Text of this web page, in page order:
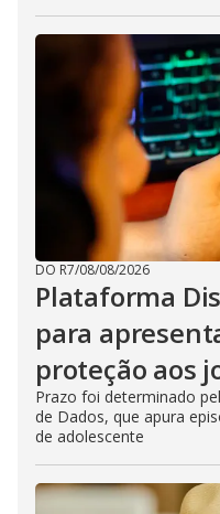
DO R7/08/08/2026
Plataforma
para
proteção aos
Prazo foi determinado
de Dados, que apura
de adolescente